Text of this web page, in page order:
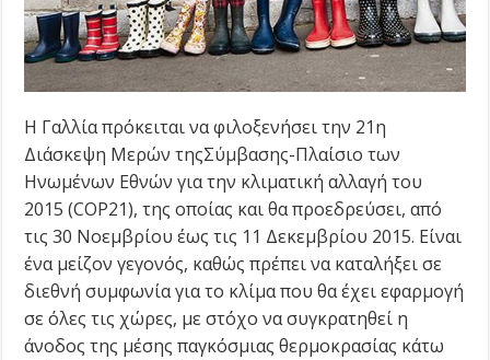
Η Γαλλία πρόκειται να φιλοξενήσει την 21η
Διάσκεψη Μερών τηςΣύµβασης-Πλαίσιο των
Ηνωµένων Εθνών για την κλιματική αλλαγή του
2015 (COP21), της οποίας και θα προεδρεύσει, από
τις 30 Νοεμβρίου έως τις 11 Δεκεμβρίου 2015. Είναι
ένα μείζον γεγονός, καθώς πρέπει να καταλήξει σε
διεθνή συμφωνία για το κλίμα που θα έχει εφαρμογή
σε όλες τις χώρες, με στόχο να συγκρατηθεί η
άνοδος της μέσης παγκόσμιας θερμοκρασίας κάτω